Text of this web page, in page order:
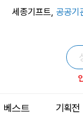
세종기프트, 공공기
베스트
기획전